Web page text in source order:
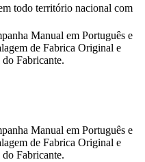
todo território nacional com
Manual em Português e
de Fabrica Original e
Fabricante.
Manual em Português e
de Fabrica Original e
Fabricante.